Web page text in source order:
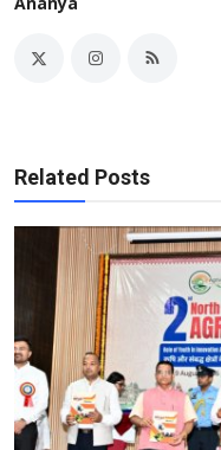
Related Posts